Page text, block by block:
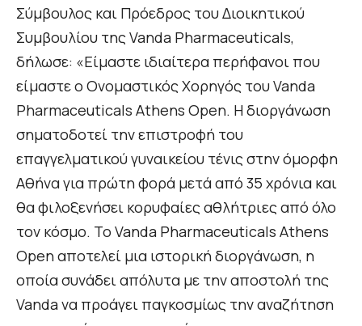
Σύμβουλος και Πρόεδρος του Διοικητικού
Συμβουλίου της Vanda Pharmaceuticals,
δήλωσε: «Είμαστε ιδιαίτερα περήφανοι που
είμαστε ο Ονομαστικός Χορηγός του Vanda
Pharmaceuticals Athens Open. Η διοργάνωση
σηματοδοτεί την επιστροφή του
επαγγελματικού γυναικείου τένις στην όμορφη
Αθήνα για πρώτη φορά μετά από 35 χρόνια και
θα φιλοξενήσει κορυφαίες αθλήτριες από όλο
τον κόσμο. Το Vanda Pharmaceuticals Athens
Open αποτελεί μια ιστορική διοργάνωση, η
οποία συνάδει απόλυτα με την αποστολή της
Vanda να προάγει παγκοσμίως την αναζήτηση